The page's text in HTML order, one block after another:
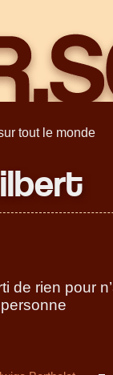
tout le monde
de rien pour